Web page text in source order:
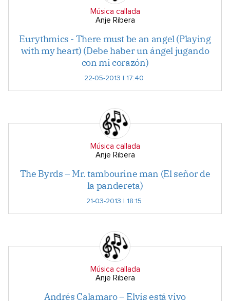
Música callada
Anje Ribera
Eurythmics - There must be an angel (Playing
with my heart) (Debe haber un ángel jugando
con mi corazón)
22-05-2013 | 17:40
Música callada
Anje Ribera
The Byrds – Mr. tambourine man (El señor de
la pandereta)
21-03-2013 | 18:15
Música callada
Anje Ribera
Andrés Calamaro – Elvis está vivo